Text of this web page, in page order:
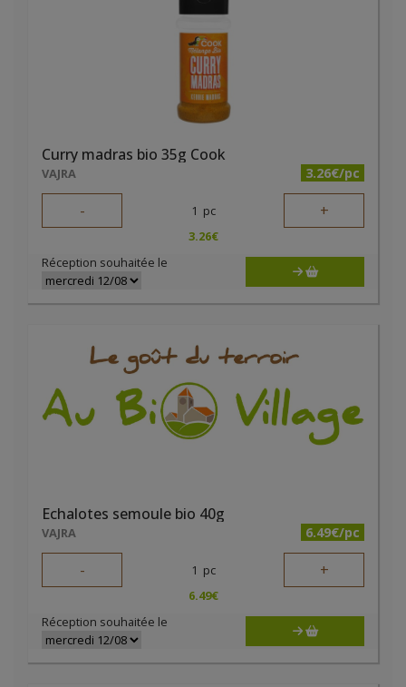
Curry madras bio 35g Cook
VAJRA 3.26€/pc
- 1 pc +
3.26€
Réception souhaitée le
Echalotes semoule bio 40g
VAJRA 6.49€/pc
- 1 pc +
6.49€
Réception souhaitée le